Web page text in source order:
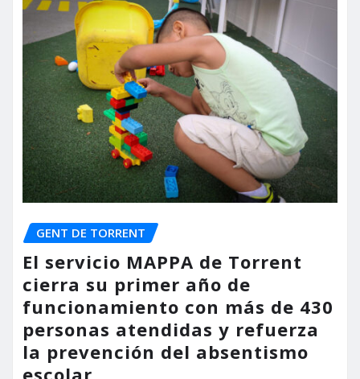
GENT DE TORRENT
El servicio MAPPA de Torrent
cierra su primer año de
funcionamiento con más de 430
personas atendidas y refuerza
la prevención del absentismo